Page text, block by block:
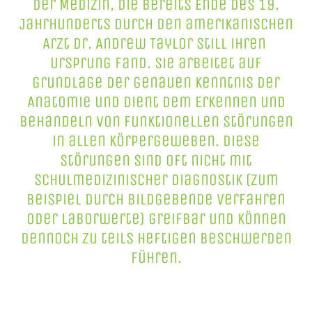
der Medizin, die bereits Ende des 19.
Jahrhunderts durch den amerikanischen
Arzt Dr. Andrew Taylor Still ihren
Ursprung fand. Sie arbeitet auf
Grundlage der genauen Kenntnis der
Anatomie und dient dem Erkennen und
Behandeln von funktionellen Störungen
in allen Körpergeweben. Diese
Störungen sind oft nicht mit
schulmedizinischer Diagnostik (zum
Beispiel durch bildgebende Verfahren
oder Laborwerte) greifbar und können
dennoch zu teils heftigen Beschwerden
führen.